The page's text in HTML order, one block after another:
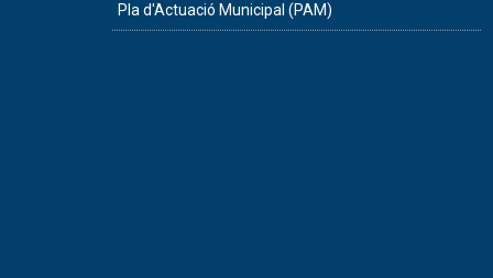
Pla d'Actuació Municipal (PAM)